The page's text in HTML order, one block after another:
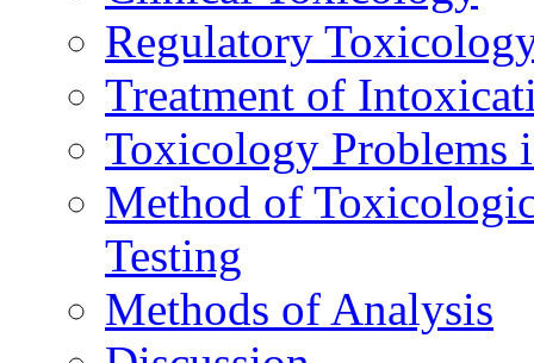
Regulatory
Treatment of
Toxicology Problems
Method of
Testing
Methods of Analysis